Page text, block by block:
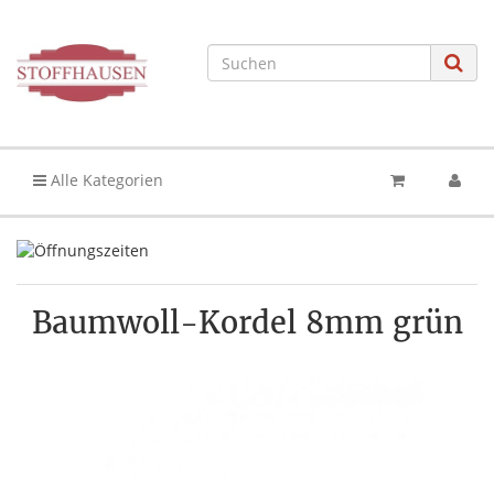
Alle Kategorien
Baumwoll-Kordel 8mm grün